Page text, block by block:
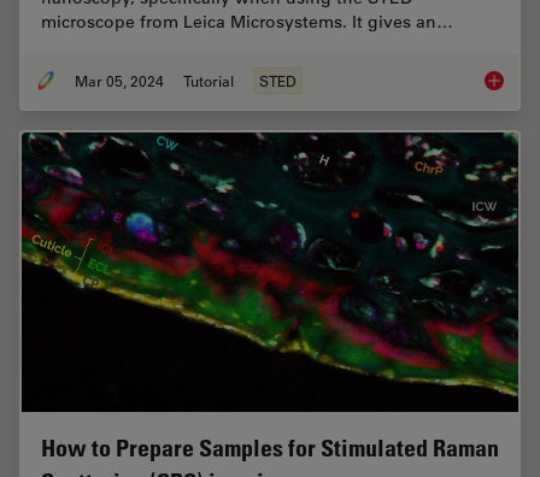
microscope from Leica Microsystems. It gives an…
Mar 05, 2024 Tutorial STED The
How to Prepare Samples for Stimulated Raman